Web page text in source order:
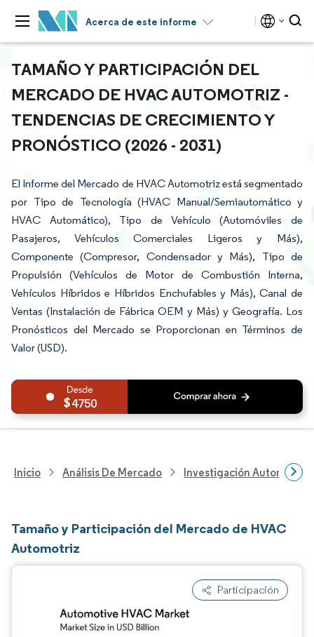
Acerca de este informe
TAMAÑO Y PARTICIPACIÓN DEL
MERCADO DE HVAC AUTOMOTRIZ -
TENDENCIAS DE CRECIMIENTO Y
PRONÓSTICO (2026 - 2031)
El Informe del Mercado de HVAC Automotriz está segmentado
por Tipo de Tecnología (HVAC Manual/Semiautomático y
HVAC Automático), Tipo de Vehículo (Automóviles de
Pasajeros, Vehículos Comerciales Ligeros y Más),
Componente (Compresor, Condensador y Más), Tipo de
Propulsión (Vehículos de Motor de Combustión Interna,
Vehículos Híbridos e Híbridos Enchufables y Más), Canal de
Ventas (Instalación de Fábrica OEM y Más) y Geografía. Los
Pronósticos del Mercado se Proporcionan en Términos de
Valor (USD).
4750
Inicio Análisis De Mercado Investigación Automotriz
Tamaño y Participación del Mercado de HVAC
Automotriz
Participación